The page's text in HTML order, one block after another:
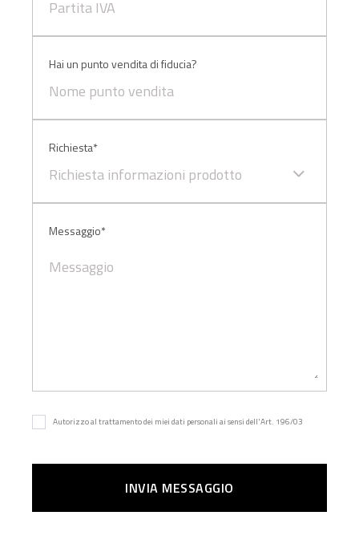
Hai un punto vendita di fiducia?
Richiesta*
Richiesta informazioni prodotto
Messaggio*
Autorizzo al trattamento dei miei dati personali ai sensi dell'Art. 196/03